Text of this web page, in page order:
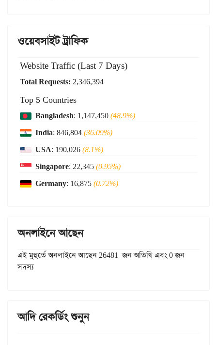
ওয়েবসাইট ট্রাফিক
Website Traffic (Last 7 Days)
Total Requests: 2,346,394
Top 5 Countries
Bangladesh: 1,147,450(48.9%)
India: 846,804(36.09%)
USA: 190,026(8.1%)
Singapore: 22,345(0.95%)
Germany: 16,875(0.72%)
অনলাইনে আছেন
এই মুহুর্তে অনলাইনে আছেন 26481 জন অতিথি এবং 0 জন
সদস্য
আদি রেকর্ডিং শুনুন